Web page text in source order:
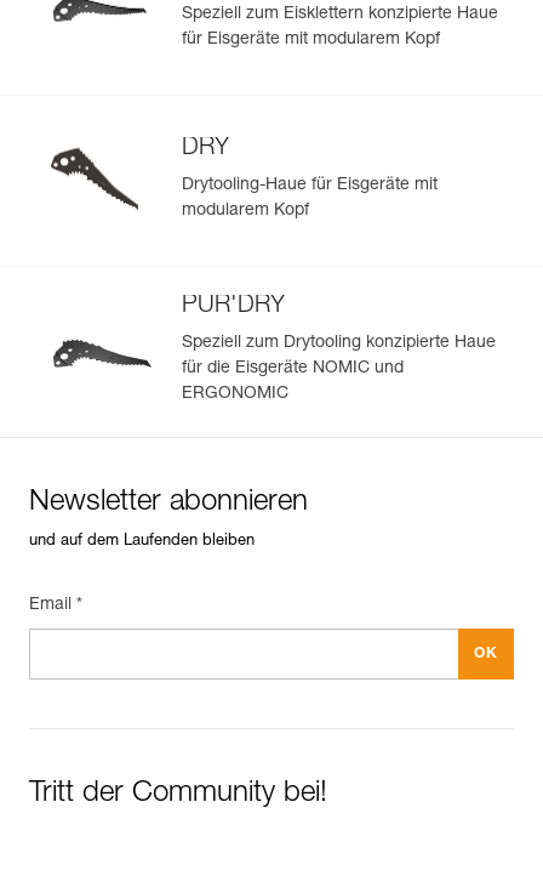
Speziell zum Eisklettern konzipierte Haue
für Eisgeräte mit modularem Kopf
DRY
Drytooling-Haue für Eisgeräte mit
modularem Kopf
PUR'DRY
Speziell zum Drytooling konzipierte Haue
für die Eisgeräte NOMIC und
ERGONOMIC
Newsletter abonnieren
und auf dem Laufenden bleiben
Email *
Tritt der Community bei!